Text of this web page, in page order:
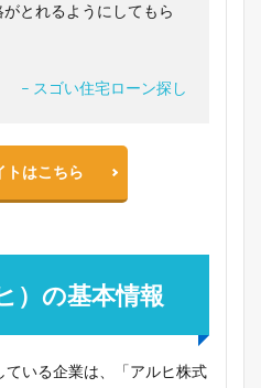
とれるようにしてもら
– スゴい住宅ローン探し
トはこちら
）の基本情報
いる企業は、「アルヒ株式